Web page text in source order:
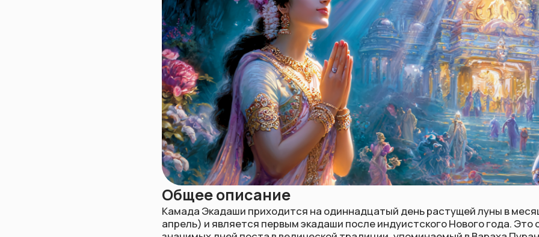
Общее описание
Камада Экадаши приходится на одиннадцатый день растущей луны в месяце Чайтра
апрель) и является первым экадаши после индуистского Нового года. Это один из
значимых дней поста в ведической традиции, упоминаемый в Вараха Пуране в беседе
Господом Кришной и Юдхиштхирой, а также рассказанный мудрецом Васиштхой царю
Название "Камада" переводится как "исполняющий желания", и согласно священным
этот экадаши обладает особой силой воплощать мечты тех, кто искренне его